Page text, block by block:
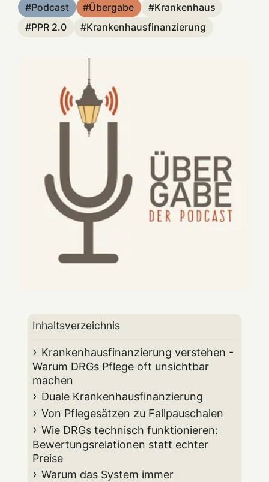
Podcast Übergabe
Krankenhaus
PPR 2.0
Krankenhausfinanzierung
Inhaltsverzeichnis
Krankenhausfinanzierung verstehen -
Warum DRGs Pflege oft unsichtbar
machen
Duale Krankenhausfinanzierung
Von Pflegesätzen zu Fallpauschalen
Wie DRGs technisch funktionieren:
Bewertungsrelationen statt echter
Preise
Warum das System immer